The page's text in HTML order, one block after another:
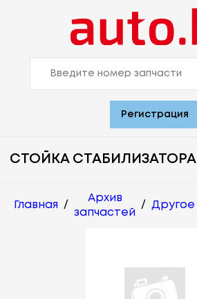
Регистрация
СТОЙКА СТАБИЛИЗАТОРА
Главная /
Архив
запчастей
/ Другое